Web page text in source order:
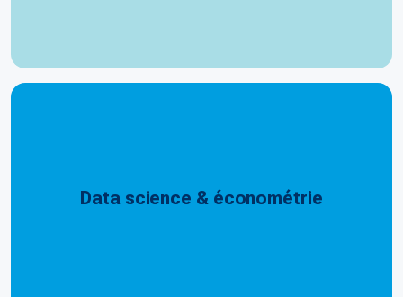
Data science & économétrie